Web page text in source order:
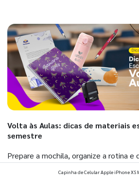
Volta às Aulas: dicas de materiais
semestre
Prepare a mochila, organize a rotina e
que fazem toda diferença para
Capinha de Celular Apple iPhone XS